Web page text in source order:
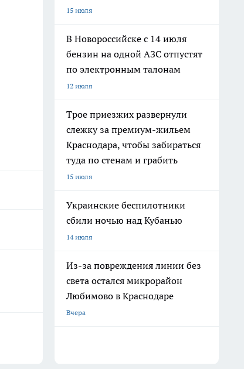
15 июля
В Новороссийске с 14 июля
бензин на одной АЗС отпустят
по электронным талонам
12 июля
Трое приезжих развернули
слежку за премиум-жильем
Краснодара, чтобы забираться
туда по стенам и грабить
15 июля
Украинские беспилотники
сбили ночью над Кубанью
14 июля
Из-за повреждения линии без
света остался микрорайон
Любимово в Краснодаре
Вчера